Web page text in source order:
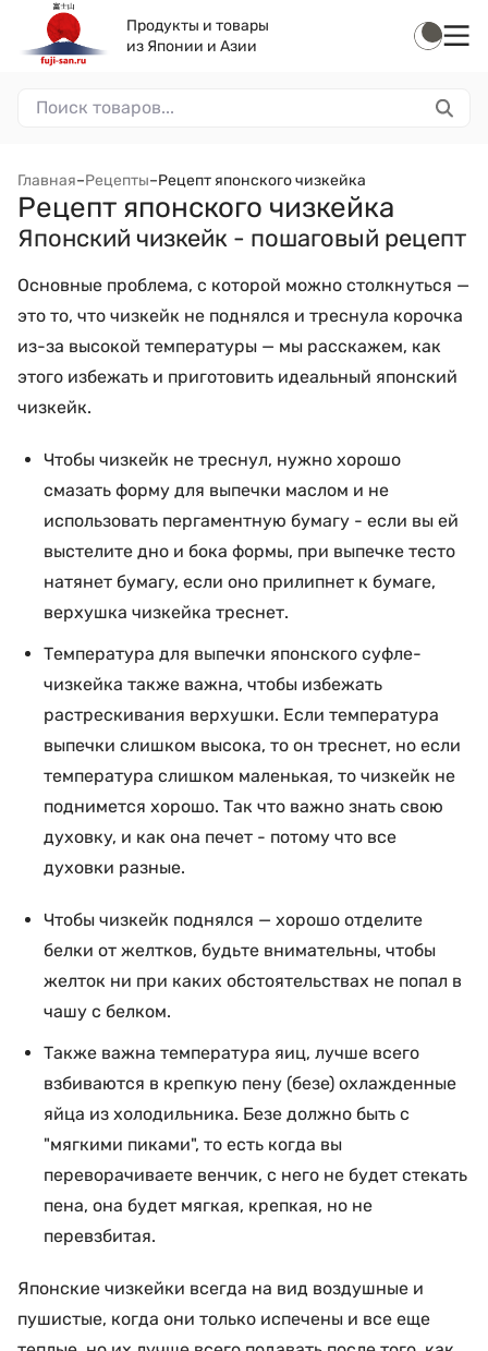
Продукты и товары
из Японии и Азии
Главная–Рецепты–Рецепт японского чизкейка
Рецепт японского чизкейка
Японский чизкейк - пошаговый рецепт
Основные проблема, с которой можно столкнуться —
это то, что чизкейк не поднялся и треснула корочка
из-за высокой температуры — мы расскажем, как
этого избежать и приготовить идеальный японский
чизкейк.
Чтобы чизкейк не треснул, нужно хорошо
смазать форму для выпечки маслом и не
использовать пергаментную бумагу - если вы ей
выстелите дно и бока формы, при выпечке тесто
натянет бумагу, если оно прилипнет к бумаге,
верхушка чизкейка треснет.
Температура для выпечки японского суфле-
чизкейка также важна, чтобы избежать
растрескивания верхушки. Если температура
выпечки слишком высока, то он треснет, но если
температура слишком маленькая, то чизкейк не
поднимется хорошо. Так что важно знать свою
духовку, и как она печет - потому что все
духовки разные.
Чтобы чизкейк поднялся — хорошо отделите
белки от желтков, будьте внимательны, чтобы
желток ни при каких обстоятельствах не попал в
чашу с белком.
Также важна температура яиц, лучше всего
взбиваются в крепкую пену (безе) охлажденные
яйца из холодильника. Безе должно быть с
"мягкими пиками", то есть когда вы
переворачиваете венчик, с него не будет стекать
пена, она будет мягкая, крепкая, но не
перевзбитая.
Японские чизкейки всегда на вид воздушные и
пушистые, когда они только испечены и все еще